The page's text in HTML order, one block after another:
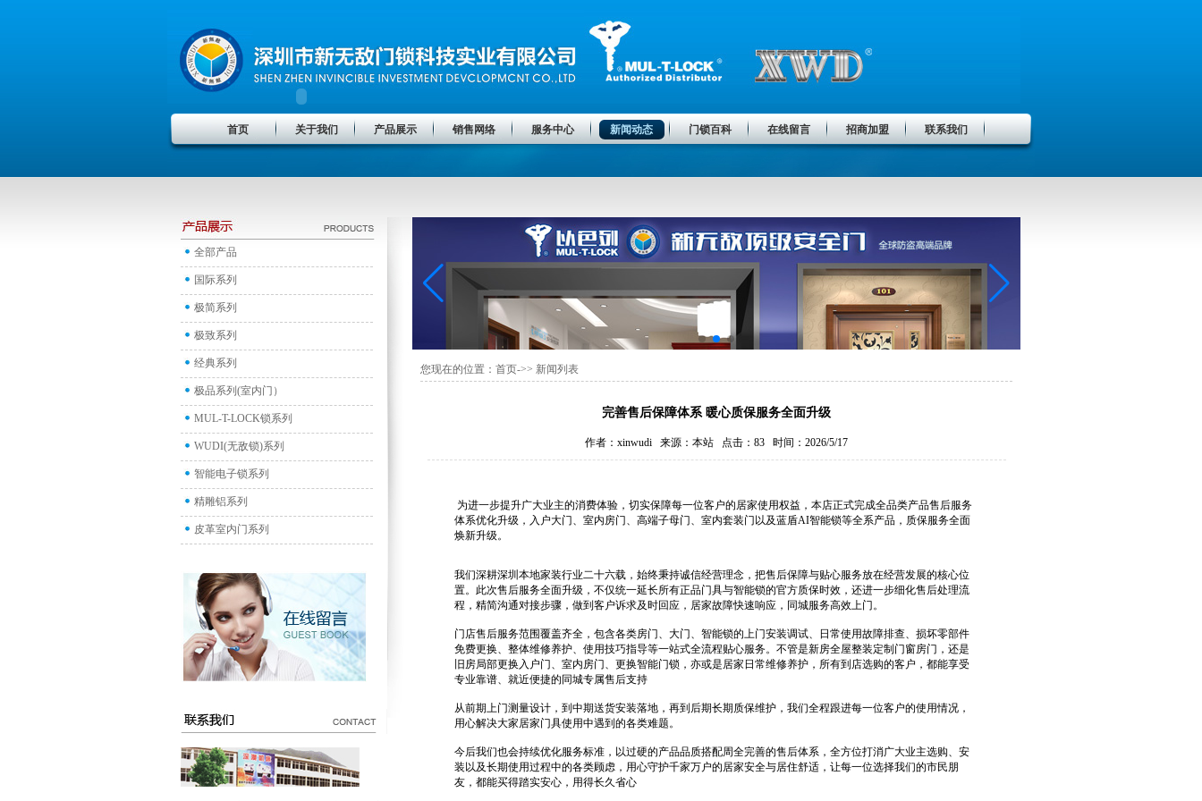
首页 关于我们 产品展示 销售网络 服务中心 新闻动态 门锁百科 在线留言 招商加盟 联系我们
全部产品
国际系列
极简系列
极致系列
经典系列
极品系列(室内门）
MUL-T-LOCK锁系列
WUDI(无敌锁)系列
智能电子锁系列
精雕铝系列
皮革室内门系列
您现在的位置：首页->> 新闻列表
完善售后保障体系 暖心质保服务全面升级
作者：xinwudi 来源：本站 点击：83 时间：2026/5/17
为进一步提升广大业主的消费体验，切实保障每一位客户的居家使用权益，本店正式完成全品类产品售后服务
体系优化升级，入户大门、室内房门、高端子母门、室内套装门以及蓝盾AI智能锁等全系产品，质保服务全面
焕新升级。
我们深耕深圳本地家装行业二十六载，始终秉持诚信经营理念，把售后保障与贴心服务放在经营发展的核心位
置。此次售后服务全面升级，不仅统一延长所有正品门具与智能锁的官方质保时效，还进一步细化售后处理流
程，精简沟通对接步骤，做到客户诉求及时回应，居家故障快速响应，同城服务高效上门。
门店售后服务范围覆盖齐全，包含各类房门、大门、智能锁的上门安装调试、日常使用故障排查、损坏零部件
免费更换、整体维修养护、使用技巧指导等一站式全流程贴心服务。不管是新房全屋整装定制门窗房门，还是
旧房局部更换入户门、室内房门、更换智能门锁，亦或是居家日常维修养护，所有到店选购的客户，都能享受
专业靠谱、就近便捷的同城专属售后支持
从前期上门测量设计，到中期送货安装落地，再到后期长期质保维护，我们全程跟进每一位客户的使用情况，
用心解决大家居家门具使用中遇到的各类难题。
今后我们也会持续优化服务标准，以过硬的产品品质搭配周全完善的售后体系，全方位打消广大业主选购、安
装以及长期使用过程中的各类顾虑，用心守护千家万户的居家安全与居住舒适，让每一位选择我们的市民朋
友，都能买得踏实安心，用得长久省心